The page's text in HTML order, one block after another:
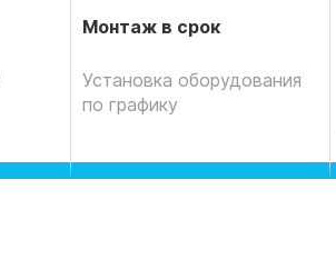
Монтаж в срок
Установка оборудования
по графику